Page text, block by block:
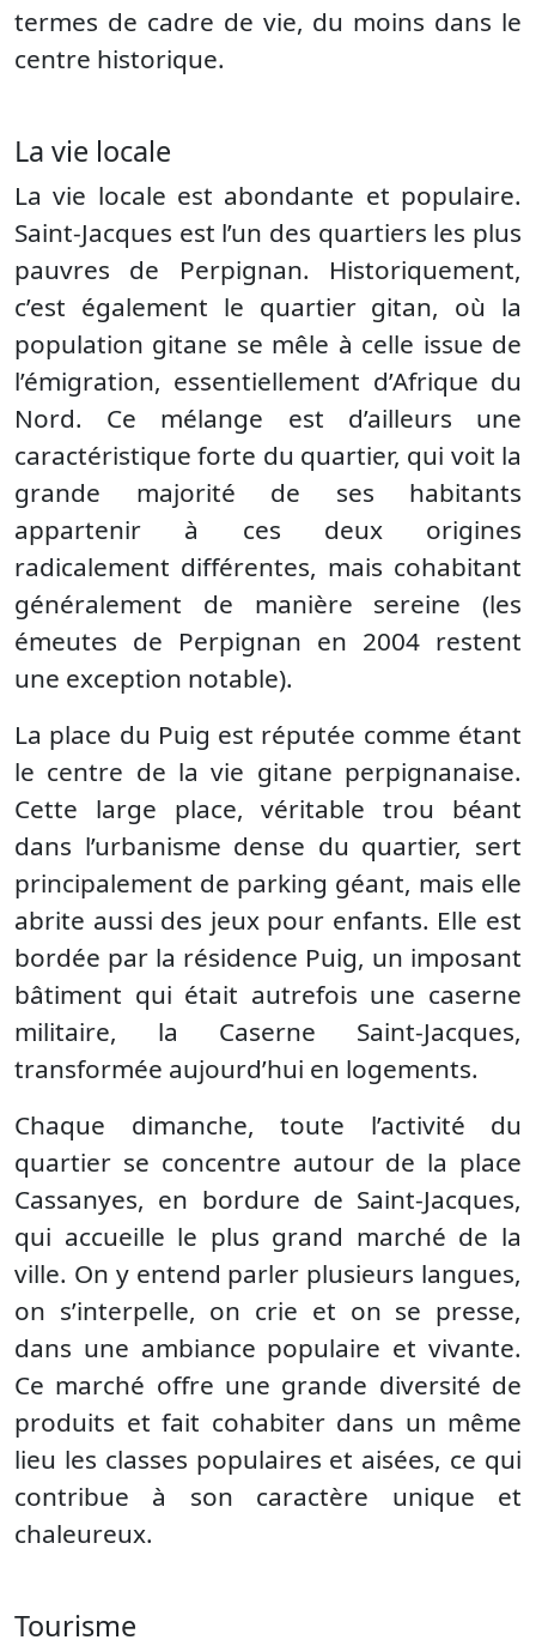
termes de cadre de vie, du moins dans le
centre historique.
La vie locale
La vie locale est abondante et populaire.
Saint-Jacques est l’un des quartiers les plus
pauvres de Perpignan. Historiquement,
c’est également le quartier gitan, où la
population gitane se mêle à celle issue de
l’émigration, essentiellement d’Afrique du
Nord. Ce mélange est d’ailleurs une
caractéristique forte du quartier, qui voit la
grande majorité de ses habitants
appartenir à ces deux origines
radicalement différentes, mais cohabitant
généralement de manière sereine (les
émeutes de Perpignan en 2004 restent
une exception notable).
La place du Puig est réputée comme étant
le centre de la vie gitane perpignanaise.
Cette large place, véritable trou béant
dans l’urbanisme dense du quartier, sert
principalement de parking géant, mais elle
abrite aussi des jeux pour enfants. Elle est
bordée par la résidence Puig, un imposant
bâtiment qui était autrefois une caserne
militaire, la Caserne Saint-Jacques,
transformée aujourd’hui en logements.
Chaque dimanche, toute l’activité du
quartier se concentre autour de la place
Cassanyes, en bordure de Saint-Jacques,
qui accueille le plus grand marché de la
ville. On y entend parler plusieurs langues,
on s’interpelle, on crie et on se presse,
dans une ambiance populaire et vivante.
Ce marché offre une grande diversité de
produits et fait cohabiter dans un même
lieu les classes populaires et aisées, ce qui
contribue à son caractère unique et
chaleureux.
Tourisme